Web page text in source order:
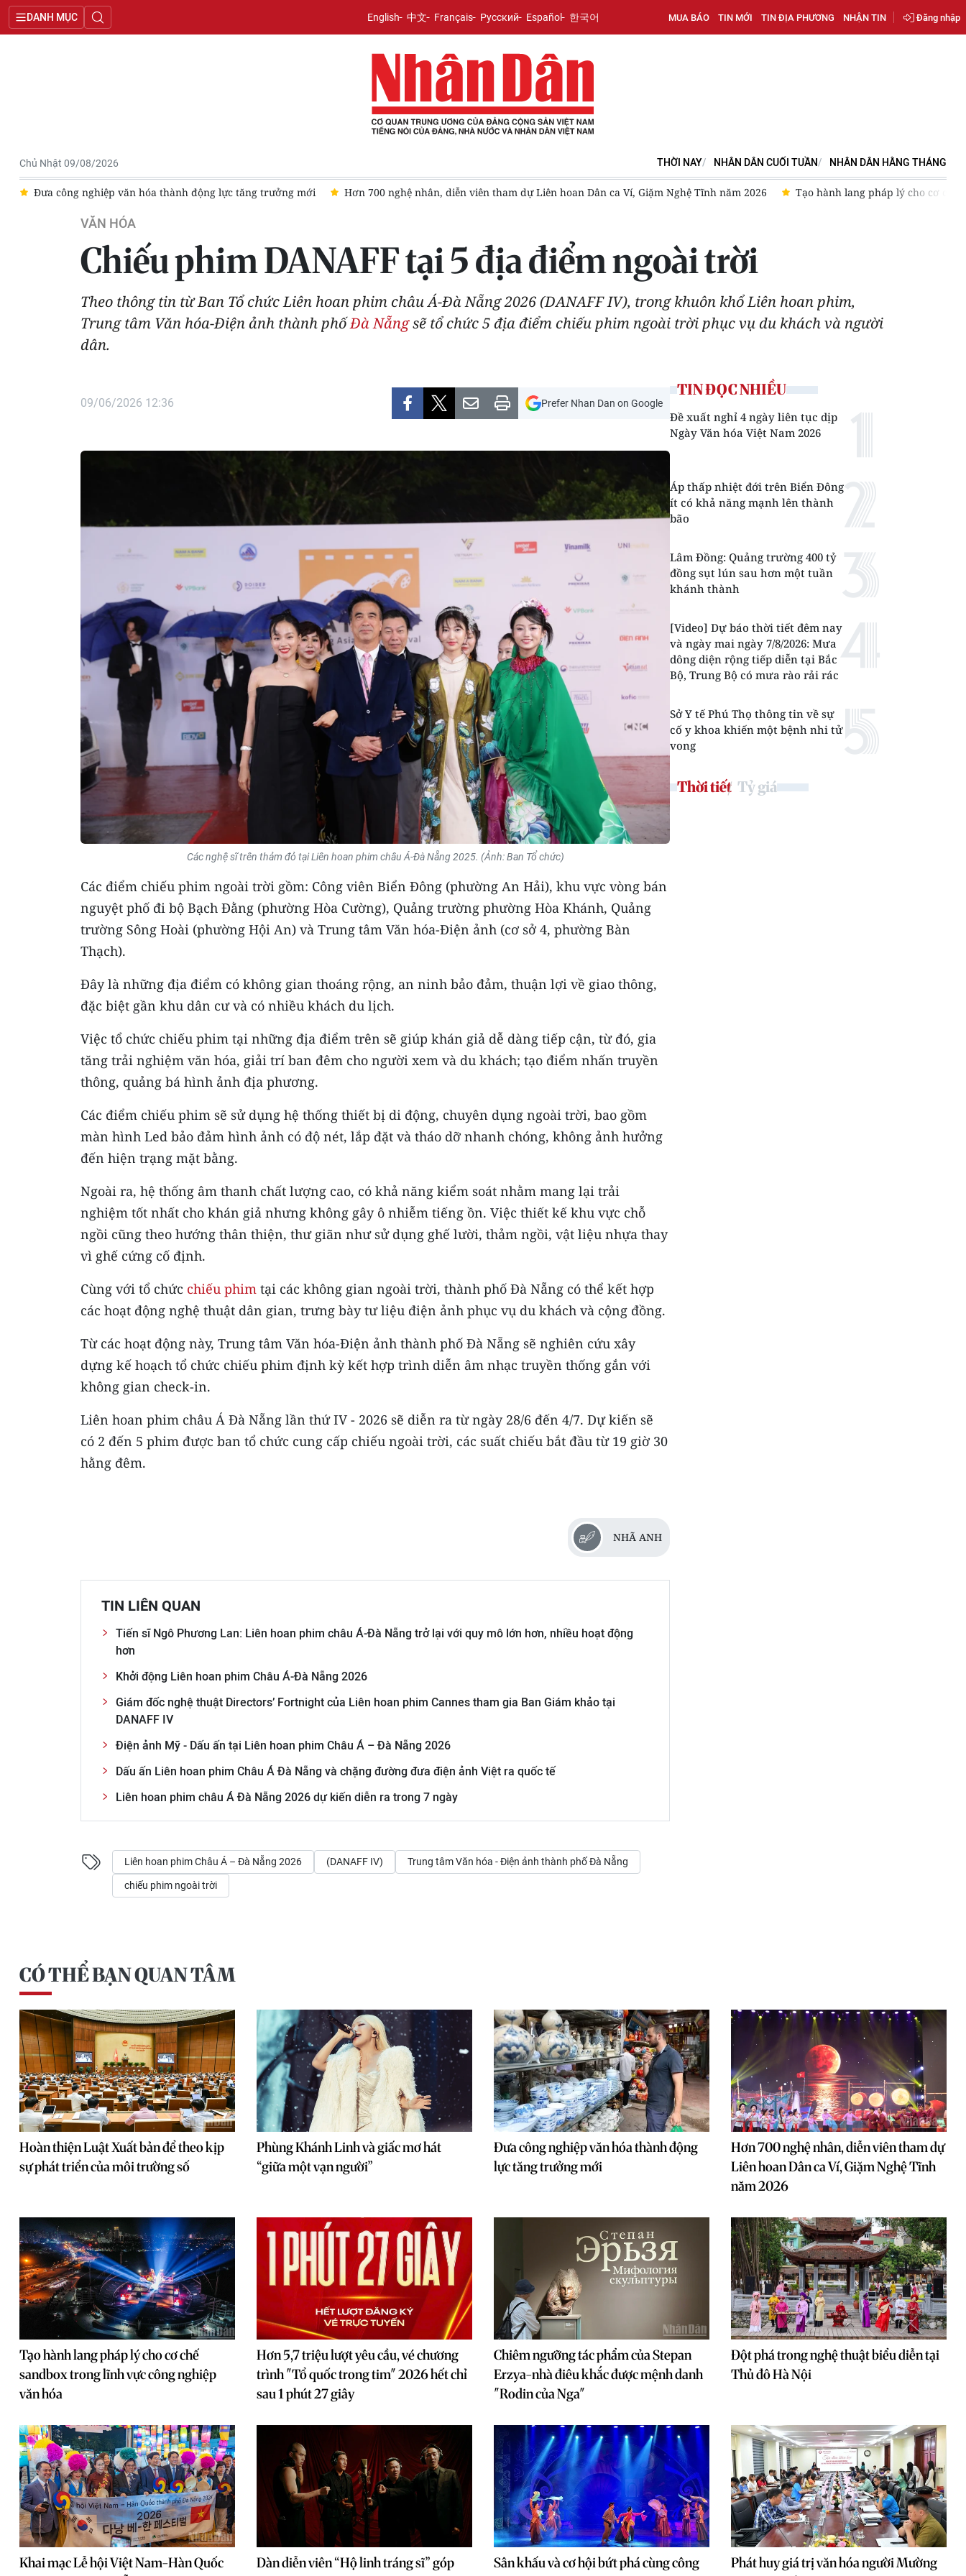
DANH MỤC English 中文 Français Русский Español 한국어 MUA BÁO TIN MỚI TIN ĐỊA PHƯƠNG NHẬN TIN Đăng nhập
Chủ Nhật 09/08/2026 THỜI NAY NHÂN DÂN CUỐI TUẦN NHÂN DÂN HẰNG THÁNG
mới Hơn 700 nghệ nhân, diễn viên tham dự Liên hoan Dân ca Ví, Giặm Nghệ Tĩnh năm 2026 Tạo hành lang pháp lý cho cơ chế sandbox trong lĩnh vực công nghiệp văn hóa Hoàn
VĂN HÓA
Chiếu phim DANAFF tại 5 địa điểm ngoài trời
Theo thông tin từ Ban Tổ chức Liên hoan phim châu Á-Đà Nẵng 2026 (DANAFF IV), trong khuôn khổ Liên hoan phim,
Trung tâm Văn hóa-Điện ảnh thành phốĐà Nẵngsẽ tổ chức 5 địa điểm chiếu phim ngoài trời phục vụ du khách và người
dân.
09/06/2026 12:36 Prefer Nhan Dan on Google
Các nghệ sĩ trên thảm đỏ tại Liên hoan phim châu Á-Đà Nẵng 2025. (Ảnh: Ban Tổ chức)
Các điểm chiếu phim ngoài trời gồm: Công viên Biển Đông (phường An Hải), khu vực vòng bán
nguyệt phố đi bộ Bạch Đằng (phường Hòa Cường), Quảng trường phường Hòa Khánh, Quảng
trường Sông Hoài (phường Hội An) và Trung tâm Văn hóa-Điện ảnh (cơ sở 4, phường Bàn
Thạch).
Đây là những địa điểm có không gian thoáng rộng, an ninh bảo đảm, thuận lợi về giao thông,
đặc biệt gần khu dân cư và có nhiều khách du lịch.
Việc tổ chức chiếu phim tại những địa điểm trên sẽ giúp khán giả dễ dàng tiếp cận, từ đó, gia
tăng trải nghiệm văn hóa, giải trí ban đêm cho người xem và du khách; tạo điểm nhấn truyền
thông, quảng bá hình ảnh địa phương.
Các điểm chiếu phim sẽ sử dụng hệ thống thiết bị di động, chuyên dụng ngoài trời, bao gồm
màn hình Led bảo đảm hình ảnh có độ nét, lắp đặt và tháo dỡ nhanh chóng, không ảnh hưởng
đến hiện trạng mặt bằng.
Ngoài ra, hệ thống âm thanh chất lượng cao, có khả năng kiểm soát nhằm mang lại trải
nghiệm tốt nhất cho khán giả nhưng không gây ô nhiễm tiếng ồn. Việc thiết kế khu vực chỗ
ngồi cũng theo hướng thân thiện, thư giãn như sử dụng ghế lười, thảm ngồi, vật liệu nhựa thay
vì ghế cứng cố định.
Cùng với tổ chức chiếu phim tại các không gian ngoài trời, thành phố Đà Nẵng có thể kết hợp
các hoạt động nghệ thuật dân gian, trưng bày tư liệu điện ảnh phục vụ du khách và cộng đồng.
Từ các hoạt động này, Trung tâm Văn hóa-Điện ảnh thành phố Đà Nẵng sẽ nghiên cứu xây
dựng kế hoạch tổ chức chiếu phim định kỳ kết hợp trình diễn âm nhạc truyền thống gắn với
không gian check-in.
Liên hoan phim châu Á Đà Nẵng lần thứ IV - 2026 sẽ diễn ra từ ngày 28/6 đến 4/7. Dự kiến sẽ
có 2 đến 5 phim được ban tổ chức cung cấp chiếu ngoài trời, các suất chiếu bắt đầu từ 19 giờ 30
hằng đêm.
NHÃ ANH
TIN LIÊN QUAN
Tiến sĩ Ngô Phương Lan: Liên hoan phim châu Á-Đà Nẵng trở lại với quy mô lớn hơn, nhiều hoạt động
hơn
Khởi động Liên hoan phim Châu Á-Đà Nẵng 2026
Giám đốc nghệ thuật Directors’ Fortnight của Liên hoan phim Cannes tham gia Ban Giám khảo tại
DANAFF IV
Điện ảnh Mỹ - Dấu ấn tại Liên hoan phim Châu Á – Đà Nẵng 2026
Dấu ấn Liên hoan phim Châu Á Đà Nẵng và chặng đường đưa điện ảnh Việt ra quốc tế
Liên hoan phim châu Á Đà Nẵng 2026 dự kiến diễn ra trong 7 ngày
Liên hoan phim Châu Á – Đà Nẵng 2026 (DANAFF IV) Trung tâm Văn hóa - Điện ảnh thành phố Đà Nẵng
chiếu phim ngoài trời
TIN ĐỌC NHIỀU
Đề xuất nghỉ 4 ngày liên tục dịp
Ngày Văn hóa Việt Nam 2026
Áp thấp nhiệt đới trên Biển Đông
ít có khả năng mạnh lên thành
bão
Lâm Đồng: Quảng trường 400 tỷ
đồng sụt lún sau hơn một tuần
khánh thành
[Video] Dự báo thời tiết đêm nay
và ngày mai ngày 7/8/2026: Mưa
dông diện rộng tiếp diễn tại Bắc
Bộ, Trung Bộ có mưa rào rải rác
Sở Y tế Phú Thọ thông tin về sự
cố y khoa khiến một bệnh nhi tử
vong
Thời tiết Tỷ giá
CÓ THỂ BẠN QUAN TÂM
Hoàn thiện Luật Xuất bản để theo kịp
sự phát triển của môi trường số
Phùng Khánh Linh và giấc mơ hát
“giữa một vạn người”
Đưa công nghiệp văn hóa thành động
lực tăng trưởng mới
Hơn 700 nghệ nhân, diễn viên tham dự
Liên hoan Dân ca Ví, Giặm Nghệ Tĩnh
năm 2026
Tạo hành lang pháp lý cho cơ chế
sandbox trong lĩnh vực công nghiệp
văn hóa
Hơn 5,7 triệu lượt yêu cầu, vé chương
trình "Tổ quốc trong tim" 2026 hết chỉ
sau 1 phút 27 giây
Chiêm ngưỡng tác phẩm của Stepan
Erzya-nhà điêu khắc được mệnh danh
"Rodin của Nga"
Đột phá trong nghệ thuật biểu diễn tại
Thủ đô Hà Nội
Khai mạc Lễ hội Việt Nam-Hàn Quốc
Dàn diễn viên “Hộ linh tráng sĩ” góp
Sân khấu và cơ hội bứt phá cùng công
Phát huy giá trị văn hóa người Mường